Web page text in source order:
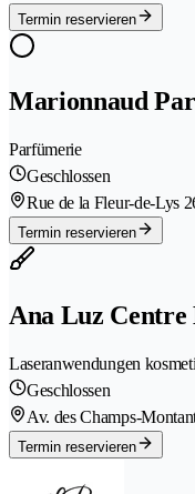
Termin reservieren
Marionnaud
Parfümerie
Geschlossen
Rue de la Fleur-de-Lys
Termin reservieren
Ana Luz Centre
Laseranwendungen
Geschlossen
Av. des Champs-
Termin reservieren